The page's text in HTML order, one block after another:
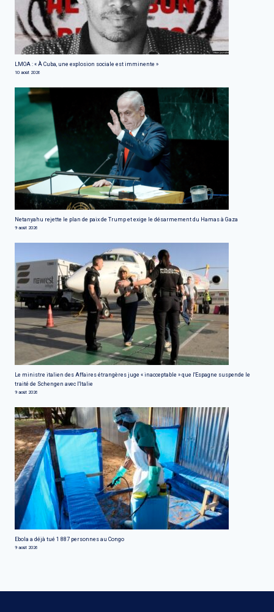
LMOA : « À Cuba, une explosion sociale est imminente »
10 août 2026
Netanyahu rejette le plan de paix de Trump et exige le désarmement du Hamas à Gaza
9 août 2026
Le ministre italien des Affaires étrangères juge « inacceptable » que l'Espagne suspende le
traité de Schengen avec l'Italie
9 août 2026
Ebola a déjà tué 1 887 personnes au Congo
9 août 2026